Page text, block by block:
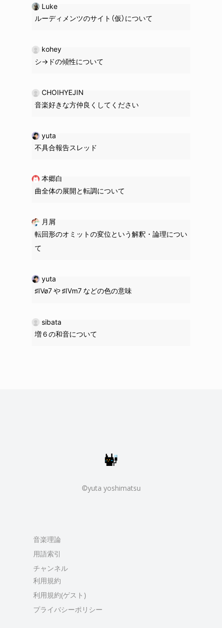
ルーディメンツのサイト（仮）について
Luke
シ→ドの傾性について
kohey
音楽好きな方仲良くしてください
CHOIHYEJIN
不具合報告スレッド
yuta
曲全体の展開と転調について
本郷白
転回形のオミットの変位という解釈・論理につい
て
月屑
♯IVø7 や ♯IVm7 などの色の意味
yuta
増６の和音について
sibata
©yuta yoshimatsu
音楽理論
用語索引
チャンネル
利用規約
利用規約(ゲスト)
プライバシーポリシー